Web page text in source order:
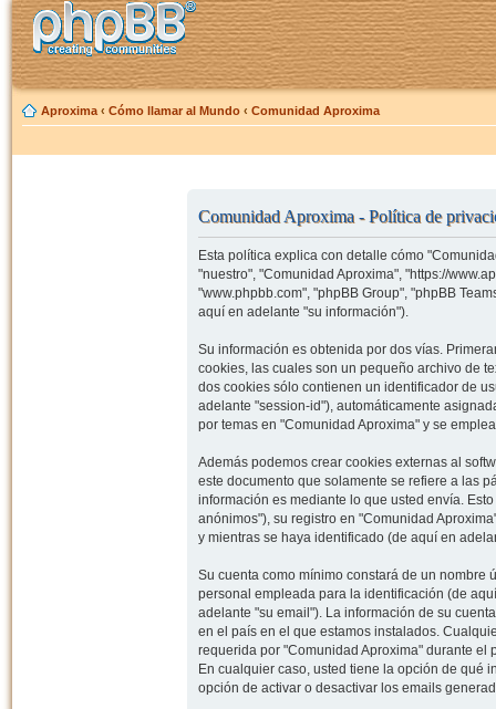
Aproxima ‹ Cómo llamar al Mundo ‹ Comunidad Aproxima
Comunidad Aproxima - Política de
Esta política explica con detalle cómo
"nuestro", "Comunidad Aproxima", "https://
"www.phpbb.com", "phpBB Group", "phpBB
aquí en adelante "su información").
Su información es obtenida por dos vías.
cookies, las cuales son un pequeño archivo de
dos cookies sólo contienen un identificador de
adelante "session-id"), automáticamente
por temas en "Comunidad Aproxima" y se
Además podemos crear cookies externas al
este documento que solamente se refiere a las
información es mediante lo que usted envía.
anónimos"), su registro en "Comunidad
y mientras se haya identificado (de aquí en
Su cuenta como mínimo constará de un
personal empleada para la identificación (de
adelante "su email"). La información de su
en el país en el que estamos instalados.
requerida por "Comunidad Aproxima" durante el
En cualquier caso, usted tiene la opción de qué
opción de activar o desactivar los emails